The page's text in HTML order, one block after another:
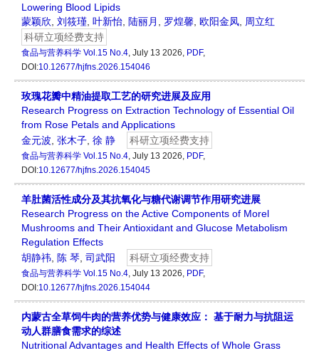
Lowering Blood Lipids
蒙颖欣 刘筱瑾 叶新怡 陆丽月 罗煌馨 欧阳金凤
周立红
科研立项经费支持
食品与营养科学 Vol.15 No.4, July 13 2026, PDF,
DOI:10.12677/hjfns.2026.154046
玫瑰花瓣中精油提取工艺的研究进展及应用
Research Progress on Extraction Technology of Essential Oil
from Rose Petals and Applications
金元波 张木子 徐 静 科研立项经费支持
食品与营养科学 Vol.15 No.4, July 13 2026, PDF,
DOI:10.12677/hjfns.2026.154045
羊肚菌活性成分及其抗氧化与糖代谢调节作用研究进展
Research Progress on the Active Components of Morel
Mushrooms and Their Antioxidant and Glucose Metabolism
Regulation Effects
胡静祎
陈 琴 司武阳 科研立项经费支持
食品与营养科学 Vol.15 No.4, July 13 2026, PDF,
DOI:10.12677/hjfns.2026.154044
内蒙古全草饲牛肉的营养优势与健康效应： 基于耐力与抗阻运
动人群膳食需求的综述
Nutritional Advantages and Health Effects of Whole Grass